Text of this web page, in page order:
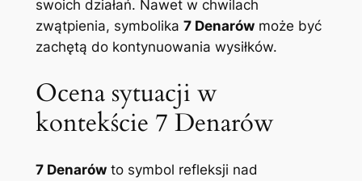
swoich działań. Nawet w chwilach
zwątpienia, symbolika 7 Denarówmoże być
zachętą do kontynuowania wysiłków.
Ocena sytuacji w
kontekście 7 Denarów
7 Denarówto symbol refleksji nad